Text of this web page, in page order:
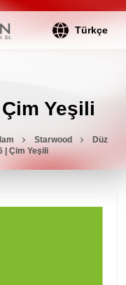
Türkçe
Yeşili
Starwood
Düz
| Çim Yeşili